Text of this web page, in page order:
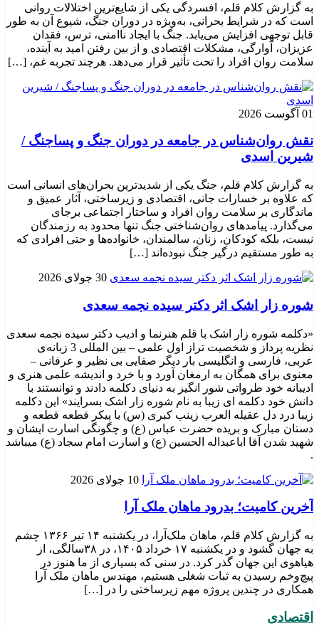
به گزارش کلام قلم، افسردگی یکی از شایع‌ترین اختلالات روانی
است که در شرایط بحرانی، به‌ویژه در دوران جنگ، شیوع آن به طور
قابل توجهی افزایش می‌یابد. جنگ با ایجاد ناامنی، ترس، فقدان
عزیزان، آوارگی، مشکلات اقتصادی و از بین رفتن امید به آینده،
سلامت روان افراد را تحت تأثیر قرار می‌دهد. هرچند تجربه غم، […]
01 آگوست 2026
نقش روان‌شناس در جامعه در دوران جنگ و پساجنگ /
شیرین اسدی
به گزارش کلام قلم، جنگ یکی از شدیدترین بحران‌های انسانی است
که علاوه بر خسارات جانی، اقتصادی و زیرساختی، آثار عمیق و
ماندگاری بر سلامت روان افراد و ساختار اجتماعی برجای
می‌گذارد. پیامدهای روان‌شناختی جنگ تنها محدود به رزمندگان
نیست، بلکه کودکان، زنان، سالمندان، خانواده‌ها و حتی افرادی که
به طور مستقیم درگیر جنگ نبوده‌اند […]
30 جولای 2026
شوره زار اشک اثر دکتر سیده نجمه سعدی
«دکلمه شوره زار اشک با قلم هنرنما و ادیب دکتر سیده نجمه سعدی
نظریه پرداز و شخصیت تراز اول علمی – بین المللی 3 زبانه‌ی
عربی، فارسی و انگلیسی بار دیگر صفایی بی نظیر و عرفانی –
معنوی برای همگان به ارمغان آورد و با خرد و اندیشه علمی هنری و
ادیبانه خود طرواتی شور انگیز به دنیای دکلمه دادند و توانستند با
دانش خود دکلمه ای زیبا به نام شوره زار اشک بسرایند» این دکلمه
زیبا درد دل عقیله العرب زینب کبری (س) با پیکر قطعه قطعه و
دستان مبارک و بریده حضرت عباس (ع) و چگونگی اسارت ایشان و
شهید شدن آقا اباعبداله الحسین (ع) و اسارت امام سجاد (ع) میباشد
.
10 جولای 2026
​آخرین کامیت؛ بدرود ماهان ملک آرا
به گزارش کلام قلم، ماهان ملک‌آرا، در یکشنبه ۱۴ تیر ۱۳۶۶ چشم
به جهان گشود و در یکشنبه ۱۷ خرداد ۱۴۰۵، در ۳۸سالگی، از
هیاهوی این جهان گذر کرد. در سنی که بسیاری از ما هنوز در
پیچ‌وخم رسیدن به ثبات شغلی هستیم، مهندس ماهان ملک آرا
همکاری در چندین پروژه مهم زیرساختی را در […]
اقتصادی